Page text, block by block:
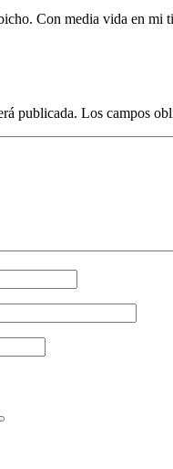
Con media vida en mi
publicada. Los campos